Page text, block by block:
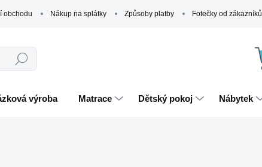
obchodu Nákup na splátky Způsoby platby Fotečky od zákazníků
Hledat
výroba Matrace Dětský pokoj Nábytek